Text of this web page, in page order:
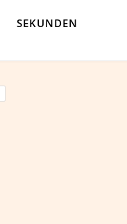
SEKUNDEN